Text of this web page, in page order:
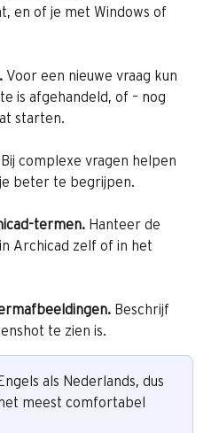
en of je met Windows of
Voor een nieuwe vraag kun
is afgehandeld, of – nog
starten.
Bij complexe vragen helpen
beter te begrijpen.
termen. Hanteer de
Archicad zelf of in het
Beschrijf
te zien is.
als Nederlands, dus
meest comfortabel